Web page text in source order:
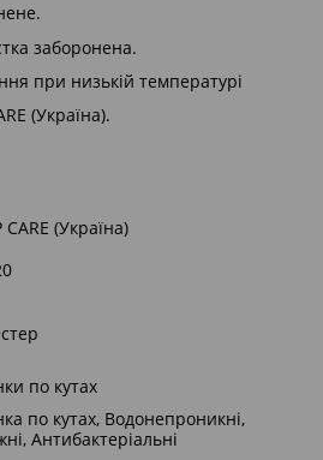
заборонена.
при низькій температурі
(Україна).
CARE (Україна)
по кутах
по кутах, Водонепроникні,
Антибактеріальні